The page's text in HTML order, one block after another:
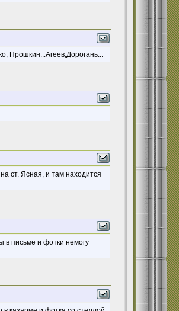
Прошкин...Агеев,Дорогань...
ст. Ясная, и там находится
в письме и фотки немогу